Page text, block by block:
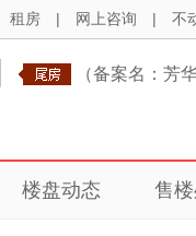
租房 | 网上咨询 | 不
（备案名：芳
楼盘动态 售